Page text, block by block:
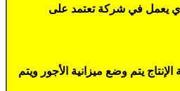
الذي يعمل في شركة تعتمد على
يتم وضع ميزانية الأجور ويتم